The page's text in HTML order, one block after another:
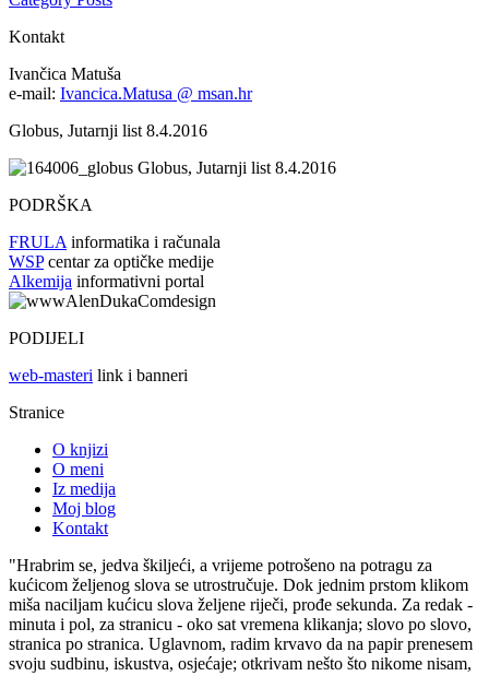
Kontakt
Ivančica Matuša
e-mail: Ivancica.Matusa @ msan.hr
Globus, Jutarnji list 8.4.2016
Globus, Jutarnji list 8.4.2016
PODRŠKA
FRULA informatika i računala
WSPcentar za optičke medije
Alkemija informativni portal
PODIJELI
web-masteri link i banneri
Stranice
O knjizi
O meni
Iz medija
Moj blog
Kontakt
"Hrabrim se, jedva škiljeći, a vrijeme potrošeno na potragu za
kućicom željenog slova se utrostručuje. Dok jednim prstom klikom
miša naciljam kućicu slova željene riječi, prođe sekunda. Za redak -
minuta i pol, za stranicu - oko sat vremena klikanja; slovo po slovo,
stranica po stranica. Uglavnom, radim krvavo da na papir prenesem
svoju sudbinu, iskustva, osjećaje; otkrivam nešto što nikome nisam,